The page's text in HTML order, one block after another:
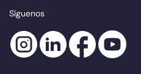
Síguenos